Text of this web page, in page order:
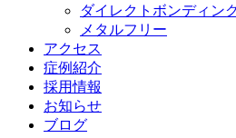
ダイレクトボンディン
メタルフリー
アクセス
症例紹介
採用情報
お知らせ
ブログ